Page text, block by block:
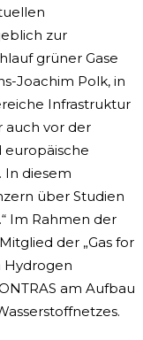
zur
grüner Gase
Joachim Polk, in
Infrastruktur
auch vor der
europäische
In diesem
über Studien
Im Rahmen der
der „Gas for
Hydrogen
am Aufbau